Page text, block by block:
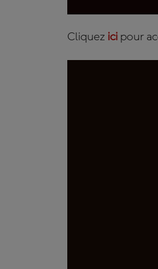
Cliquez ici pour